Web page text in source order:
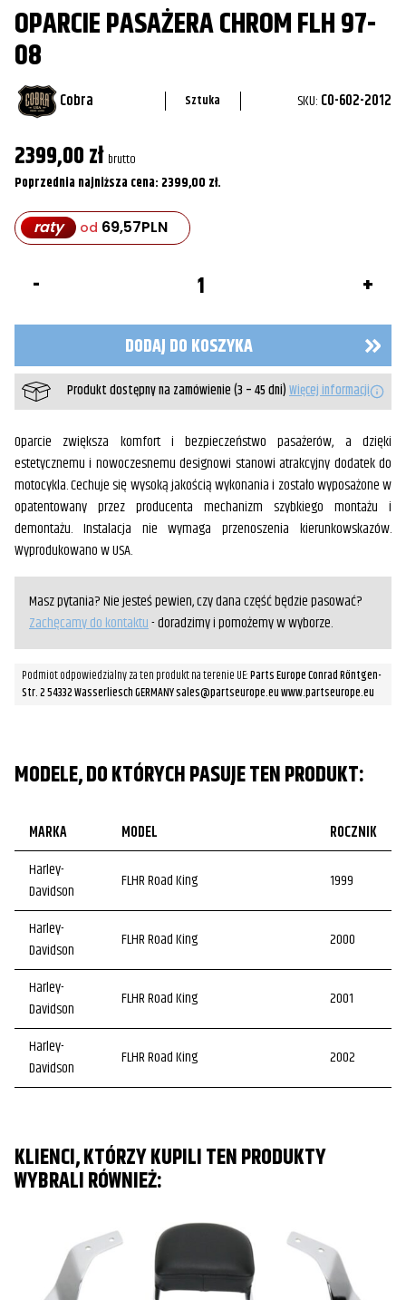
OPARCIE PASAŻERA CHROM FLH 97-
08
Cobra Sztuka SKU: CO-602-2012
2399,00zł brutto
Poprzednia najniższa cena: 2399,00 zł.
raty od 69,57PLN
FLH
08
DODAJ DO KOSZYKA
Produkt dostępny na zamówienie (3 – 45 dni)Więcej informacji
Oparcie zwiększa komfort i bezpieczeństwo pasażerów, a dzięki
estetycznemu i nowoczesnemu designowi stanowi atrakcyjny dodatek do
motocykla. Cechuje się wysoką jakością wykonania i zostało wyposażone w
opatentowany przez producenta mechanizm szybkiego montażu i
demontażu. Instalacja nie wymaga przenoszenia kierunkowskazów.
Wyprodukowano w USA.
Masz pytania? Nie jesteś pewien, czy dana część będzie pasować?
Zachęcamy do kontaktu- doradzimy i pomożemy w wyborze.
Podmiot odpowiedzialny za ten produkt na terenie UE:Parts Europe Conrad Röntgen-
Str. 2 54332 Wasserliesch GERMANY sales@partseurope.eu www.partseurope.eu
MODELE, DO KTÓRYCH PASUJE TEN PRODUKT:
MARKA MODEL
ROCZNIK
Harley-
Davidson
FLHR Road King 1999
Harley-
Davidson
FLHR Road King 2000
Harley-
Davidson
FLHR Road King 2001
Harley-
Davidson
FLHR Road King 2002
Harley-
Davidson
FLHR Road King
Davidson
FLHR Road King
Harley-
FLHR Road King 2006
KLIENCI, KTÓRZY KUPILI TEN PRODUKTY
WYBRALI RÓWNIEŻ: